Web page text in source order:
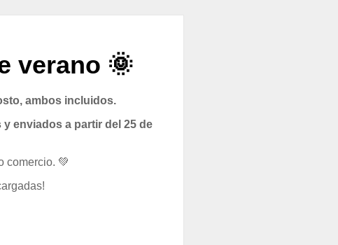
verano 🌞
ambos incluidos.
enviados a partir del 25 de
comercio. 💚